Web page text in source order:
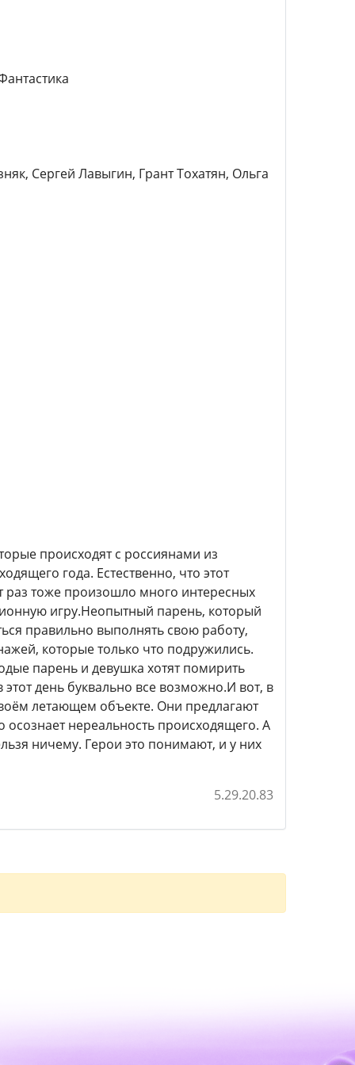
Сергей Лавыгин, Грант Тохатян, Ольга
происходят с россиянами из
года. Естественно, что этот
раз тоже произошло много интересных
игру.Неопытный парень, который
правильно выполнять свою работу,
которые только что подружились.
парень и девушка хотят помирить
день буквально все возможно.И вот, в
летающем объекте. Они предлагают
осознает нереальность происходящего. А
ничему. Герои это понимают, и у них
5.29.20.83